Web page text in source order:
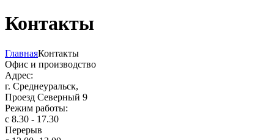
Контакты
ГлавнаяКонтакты
Офис и производство
Адрес:
г. Среднеуральск,
Проезд Северный 9
Режим работы:
с 8.30 - 17.30
Перерыв